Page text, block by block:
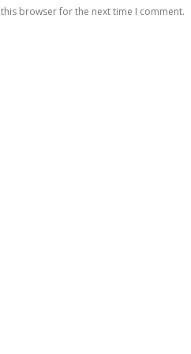
browser for the next time I comment.